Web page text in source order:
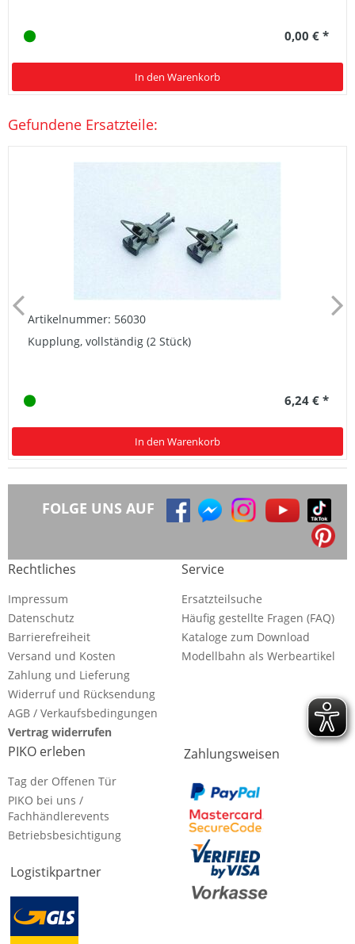
0,00 € *
In den Warenkorb
Gefundene Ersatzteile:
Artikelnummer: 56030
Kupplung, vollständig (2 Stück)
6,24 € *
In den Warenkorb
FOLGE UNS AUF
Rechtliches
Impressum
Datenschutz
Barrierefreiheit
Versand und Kosten
Zahlung und Lieferung
Widerruf und Rücksendung
AGB / Verkaufsbedingungen
Vertrag widerrufen
Service
Ersatzteilsuche
Häufig gestellte Fragen (FAQ)
Kataloge zum Download
Modellbahn als Werbeartikel
PIKO erleben
Tag der Offenen Tür
PIKO bei uns /
Fachhändlerevents
Betriebsbesichtigung
Logistikpartner
Zahlungsweisen